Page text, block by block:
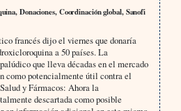
Donaciones, Coordinación global, Sanofi
francés dijo el viernes que donaría
a 50 países. La
que lleva décadas en el mercado
como potencialmente útil contra el
y Fármacos: Ahora la
descartada como posible